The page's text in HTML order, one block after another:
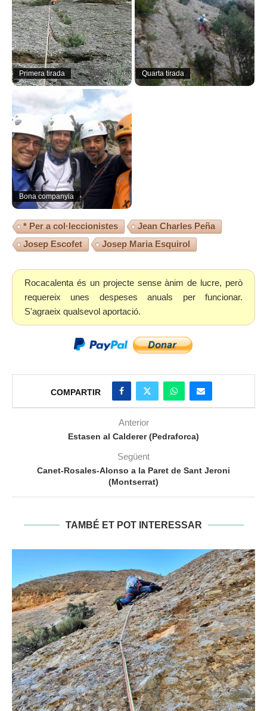
Primera tirada Quarta tirada
Bona companyia
* Per a col·leccionistes
Jean Charles Peña
Josep Escofet
Josep Maria Esquirol
Rocacalenta és un projecte sense ànim de lucre, però
requereix unes despeses anuals per funcionar.
S'agraeix qualsevol aportació.
COMPARTIR
Anterior
Estasen al Calderer (Pedraforca)
Següent
Canet-Rosales-Alonso a la Paret de Sant Jeroni
(Montserrat)
TAMBÉ ET POT INTERESSAR